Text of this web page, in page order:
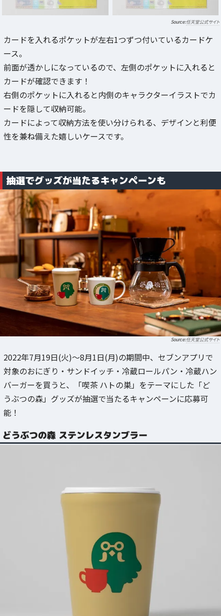
任天堂公式サイト
カードを入れるポケットが左右1つずつ付いているカードケ
ース。
前面が透かしになっているので、左側のポケットに入れると
カードが確認できます！
右側のポケットに入れると内側のキャラクターイラストでカ
ードを隠して収納可能。
カードによって収納方法を使い分けられる、デザインと利便
性を兼ね備えた嬉しいケースです。
抽選でグッズが当たるキャンペーンも
任天堂公式サイト
2022年7月19日(火)～8月1日(月)の期間中、セブンアプリで
対象のおにぎり・サンドイッチ・冷蔵ロールパン・冷蔵ハン
バーガーを買うと、「喫茶 ハトの巣」をテーマにした「ど
うぶつの森」グッズが抽選で当たるキャンペーンに応募可
能！
どうぶつの森 ステンレスタンブラー